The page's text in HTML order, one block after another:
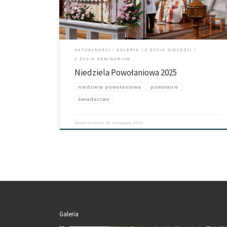
AKTUALNOŚCI GALERIA Z ŻYCIA DIECEZJI
Z ŻYCIA SEMINARIUM
Niedziela Powołaniowa 2025
niedziela powołaniowa powołanie
świadectwo
Opublikowano 15 listopada 2025
Galeria